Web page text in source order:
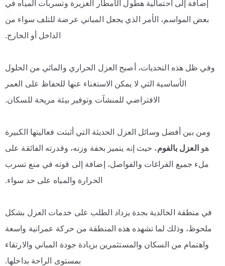
إضافة إلى احتمالية هطول الأمطار الغزيرة وتسربات المياه في
بعض المواسم، الأمر الذي يجعل المباني عرضة للتلف سواء من
الداخل أو الخارج.
وفي ظل هذه التحديات، أصبح العزل الحراري والمائي من الحلول
الأساسية التي لا يمكن الاستغناء عنها للحفاظ على العمر
الافتراضي للمنشآت وتوفير بيئة مريحة للسكان.
ومن بين أفضل وسائل العزل الحديثة التي أثبتت فعاليتها الكبيرة
هو العزل بالفوم، حيث إنه يتميز بخفة وزنه، وقدرته الفائقة على
ملء جميع الفراغات والفواصل، إضافة إلى قوته في منع تسرب
الحرارة والمياه على حد سواء.
في منطقة الخالدية بجدة يزداد الطلب على خدمات العزل بشكل
ملحوظ، وذلك لما تشهده هذه المنطقة من حركة عمرانية واسعة
واهتمام من السكان والمستثمرين بزيادة جودة المباني والارتقاء
بمستوى الراحة بداخلها.